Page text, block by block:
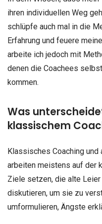
ihren individuellen Weg
schlüpfe auch mal in die
Erfahrung und feuere
arbeite ich jedoch mit
denen die Coachees
kommen.
Was
klassischem
Klassisches Coaching
arbeiten meistens auf der
Ziele setzen, die alte
diskutieren, um sie zu
umformulieren, Ängste